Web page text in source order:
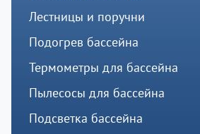
Лестницы и поручни
Подогрев бассейна
Термометры для бассейна
Пылесосы для бассейна
Подсветка бассейна